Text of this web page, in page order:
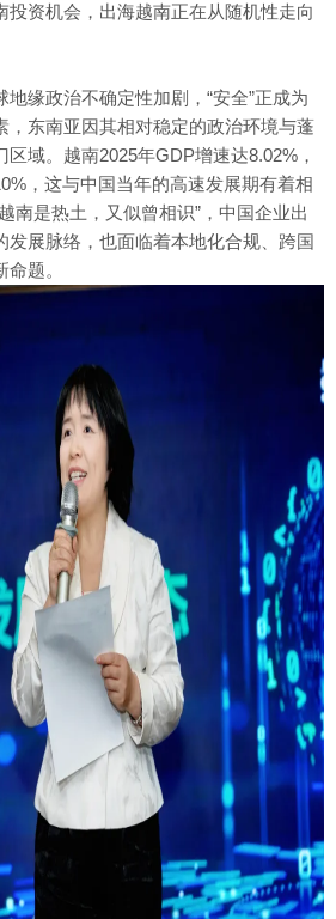
投资机会，出海越南正在从随机性走向
缘政治不确定性加剧，“安全”正成为
，东南亚因其相对稳定的政治环境与蓬
域。越南2025年GDP增速达8.02%，
，这与中国当年的高速发展期有着相
南是热土，又似曾相识”，中国企业出
发展脉络，也面临着本地化合规、跨国
题。